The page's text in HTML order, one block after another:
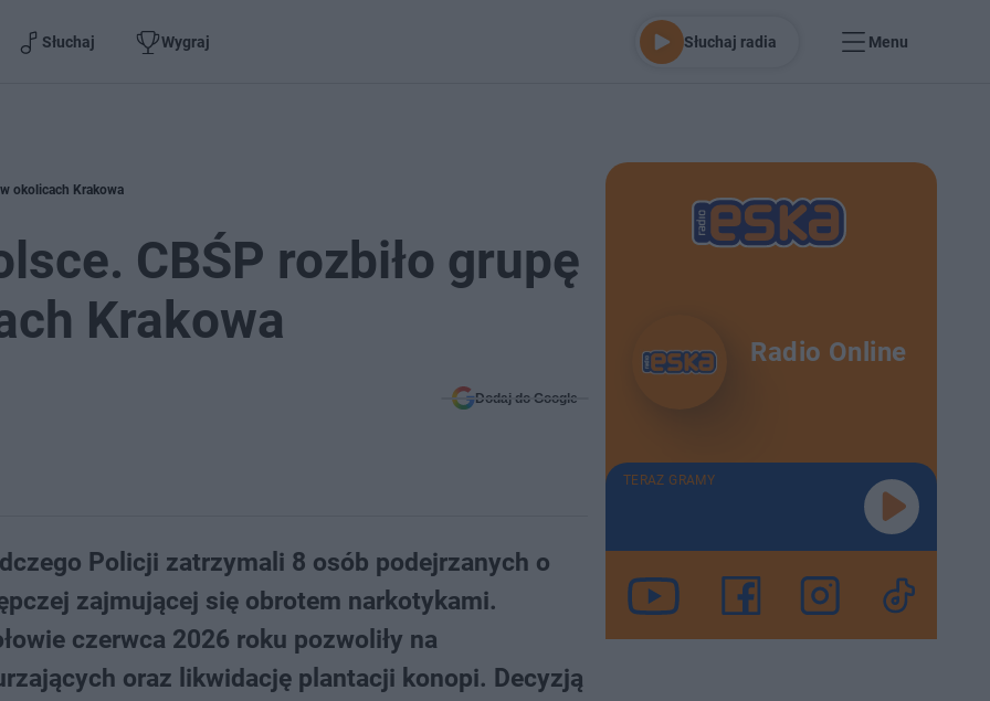
Słuchaj Wygraj Słuchaj radia Menu
okolicach Krakowa
CBŚP rozbiło grupę
Krakowa
Dodaj do Google
Policji zatrzymali 8 osób podejrzanych o
zajmującej się obrotem narkotykami.
czerwca 2026 roku pozwoliły na
oraz likwidację plantacji konopi. Decyzją
Radio Online
TERAZ GRAMY